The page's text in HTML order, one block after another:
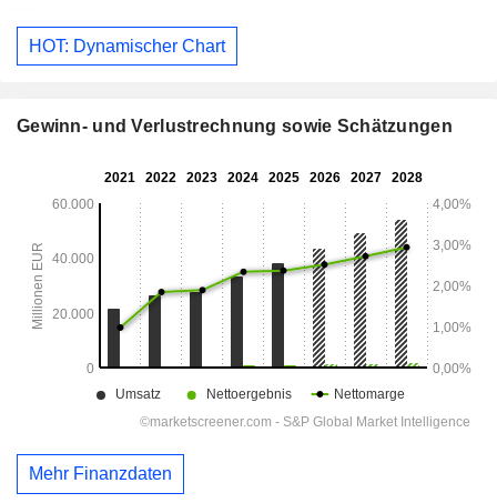
HOT: Dynamischer Chart
Gewinn- und Verlustrechnung sowie Schätzungen
Mehr Finanzdaten